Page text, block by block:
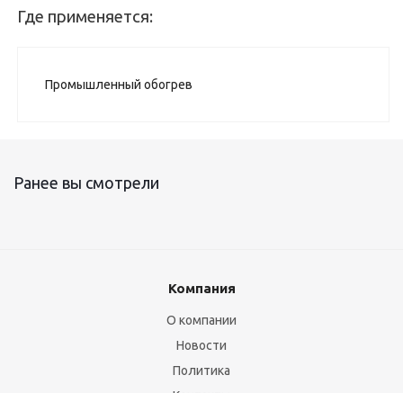
Где применяется:
Промышленный обогрев
Ранее вы смотрели
Компания
О компании
Новости
Политика